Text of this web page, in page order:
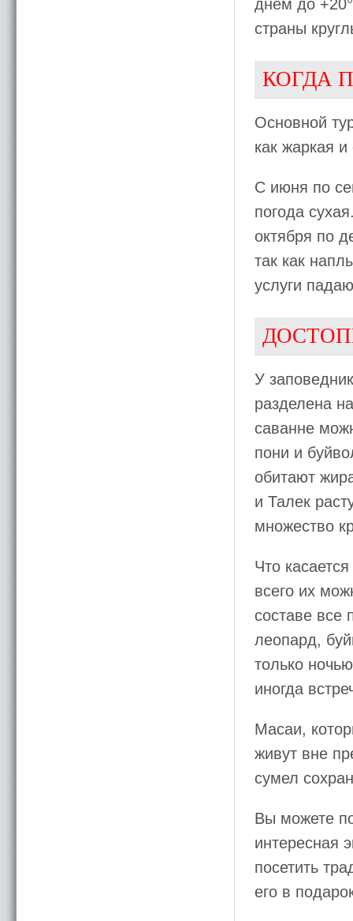
днем до
страны
КОГДА
Основной
как жаркая
С июня по
погода
октября по
так как
услуги
У
разделена
саванне
пони и
обитают
и Талек
множество
Что
всего их
составе все
леопард,
только
иногда
Масаи,
живут вне
сумел
Вы можете
интересная
посетить
его в